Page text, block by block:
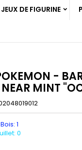
JEUX DE FIGURINE
-
MINT
1
0